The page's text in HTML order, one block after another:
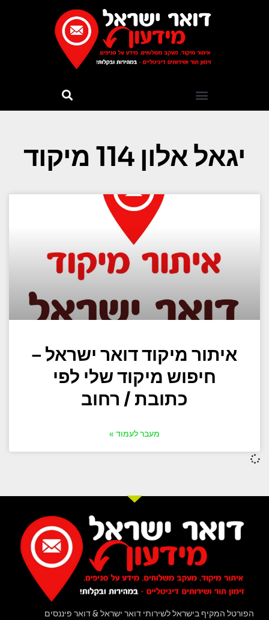
יגאל אלון 114 מיקוד
איתור מיקוד דואר ישראל –
חיפוש מיקוד שלי לפי
כתובת / רחוב
מעבר לעמוד »
הפורטל המקיף בישראל לשירותי דואר ישראל & דואר פיננסים